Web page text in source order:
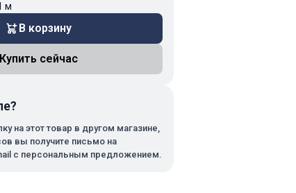
м
В корзину
Купить сейчас
на этот товар в другом магазине,
вы получите письмо на
с персональным предложением.